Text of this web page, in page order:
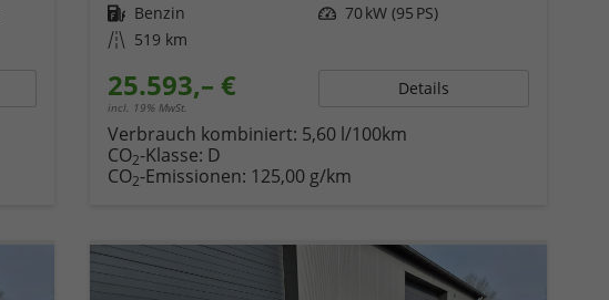
Kraftstoff Benzin Leistung 70 kW (95 PS)
Kilometerstand 519 km
25.593,– €
incl. 19% MwSt.
Details
Verbrauch kombiniert: 5,60 l/100km
CO2-Klasse: D
CO2-Emissionen: 125,00 g/km